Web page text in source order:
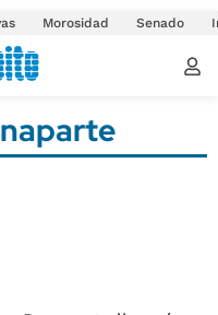
Morosidad Senado